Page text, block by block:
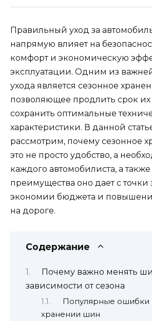
Правильный уход за
напрямую влияет на
комфорт и экономическую
эксплуатации. Одним из
ухода является сезонное
позволяющее продлить срок
сохранить оптимальные
характеристики. В данной
рассмотрим, почему сезонное
это не просто удобство, а
каждого автомобилиста, а
преимущества оно дает с точки
экономии бюджета и
на дороге.
Содержание
Почему важно менять
зависимости от сезона
Популярные ошибки
хранении шин